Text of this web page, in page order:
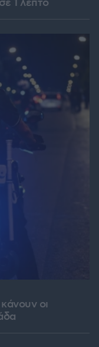
1 λεπτό
οι